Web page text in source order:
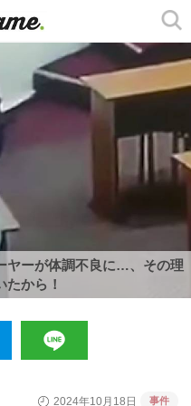
ヤーが体調不良に…、その理
から！
2024年10月18日 事件